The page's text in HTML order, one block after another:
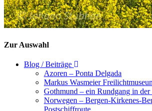
Zur Auswahl
Blog / Beiträge
Azoren – Ponta Delgada
Markus Wasmeier
Gothmund – ein Rundgang in der
Norwegen – Bergen-Kirkenes-